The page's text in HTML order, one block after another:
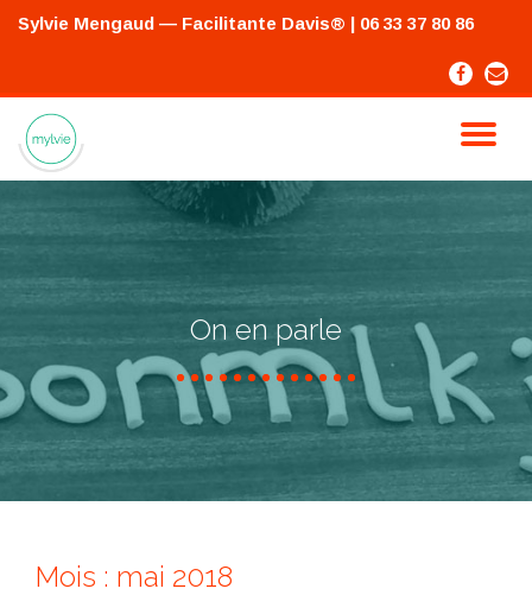
Sylvie Mengaud — Facilitante Davis® | 06 33 37 80 86
On en parle
Mois : mai 2018